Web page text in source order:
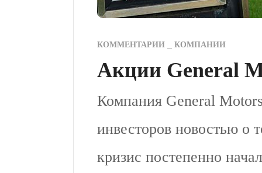
КОММЕНТАРИИ КОМПАНИИ
Акции General
Компания General
инвесторов новостью о
кризис постепенно